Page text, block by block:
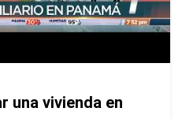
una vivienda en